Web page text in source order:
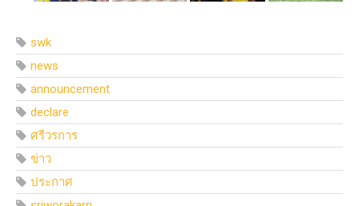
swk
news
announcement
declare
ศรีวรการ
ข่าว
ประกาศ